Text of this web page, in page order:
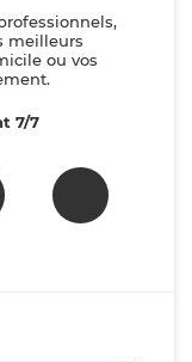
meilleurs
ou vos
7/7